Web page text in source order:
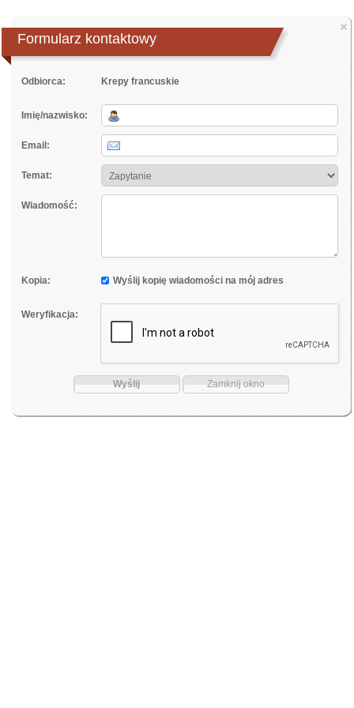
×
Formularz kontaktowy
Odbiorca: Krepy francuskie
Imię/nazwisko:
Email:
Temat:
Wiadomość:
Kopia: Wyślij kopię wiadomości na mój adres
Weryfikacja: